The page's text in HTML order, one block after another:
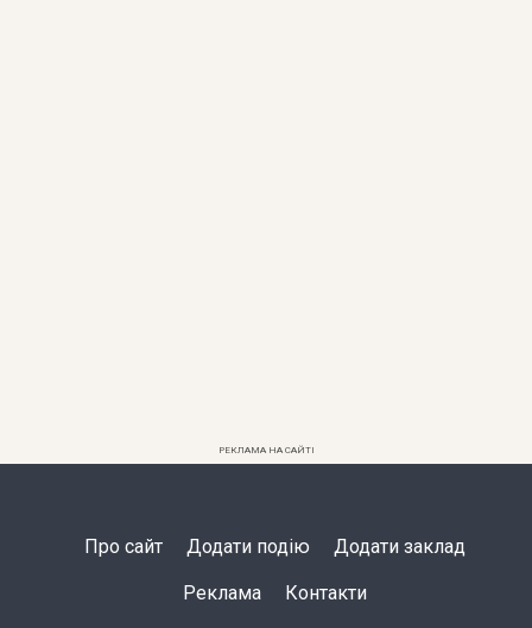
РЕКЛАМА НА САЙТІ
Про сайт Додати подію Додати заклад
Реклама Контакти